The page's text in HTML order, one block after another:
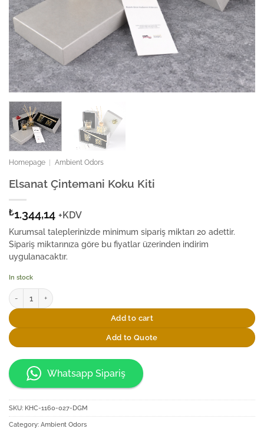
Homepage Ambient Odors
Elsanat Çintemani Koku Kiti
₺1.344,14 +KDV
Kurumsal taleplerinizde minimum sipariş miktarı 20 adettir.
Sipariş miktarınıza göre bu fiyatlar üzerinden indirim
uygulanacaktır.
In stock
Elsanat Çintemani Koku Kiti quantity
Add to cart
Add to Quote
Whatsapp Sipariş
SKU: KHC-1160-027-DGM
Category: Ambient Odors